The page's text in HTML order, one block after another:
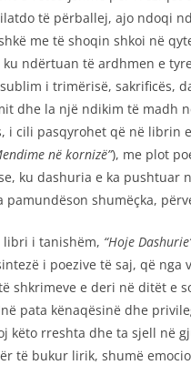
të përballej, ajo ndoqi
me të shoqin shkoi në
ndërtuan të ardhmen e
i trimërisë, sakrificës,
dhe la një ndikim të madh
i cili pasqyrohet që në librin
në kornizë”), me plot
ku dashuria e ka pushtuar
pamundëson shumëçka,
libri i tanishëm, “Hoje
i poezive të saj, që nga
shkrimeve e deri në ditët e
pata kënaqësinë dhe
këto rreshta dhe ta sjell në
të bukur lirik, shumë